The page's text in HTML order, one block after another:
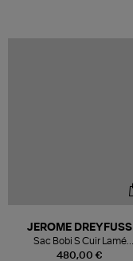
480,00 €
JEROME DREYFUSS
Sac Bobi S Cuir Lamé
Champagne